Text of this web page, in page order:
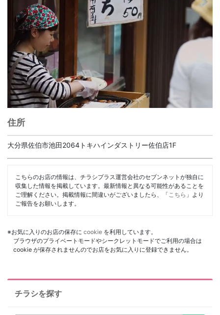
住所
大分県佐伯市池田2064トキハインダストリー佐伯店1F
こちらのお店の情報は、チラシプラス運営会社のセブンネットが独自に
収集した情報を掲載しています。最新情報と異なる可能性があることを
ご理解ください。掲載情報に間違いがございましたら、「 こちら 」より
ご報告をお願いします。
※お気に入りのお店の保存に cookie を利用しています。
ブラウザのプライベートモードやシークレットモードでご利用の場合は
cookie が保存されませんのでお店をお気に入りに登録できません。
チラシを探す